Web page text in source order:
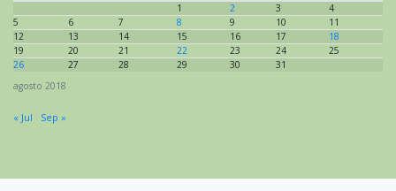
agosto 2018
1
2 3
4
5
6 7 8 9 10
11
12
13 14 15 16 17
18
19
20 21 22 23 24
25
26
27 28 29 30 31
« Jul Sep »